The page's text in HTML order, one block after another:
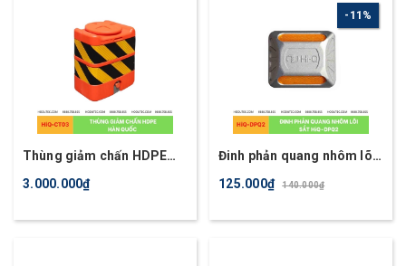
Thùng giảm chấn HDPE
Hàn Quốc, loại nhỏ
3.000.000₫
11%
Đinh phản quang nhôm lõi
sắt HIQ.DPQ.2
125.000₫ 140.000₫